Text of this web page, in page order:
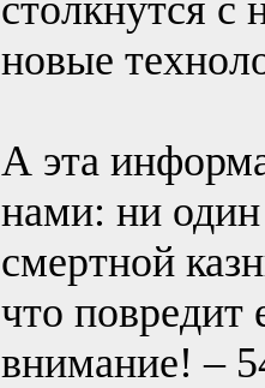
столкнутся с
новые
А эта
нами: ни
смертной
что повредит
внимание! –